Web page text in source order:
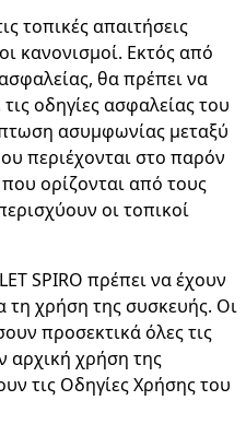
τοπικές απαιτήσεις
κανονισμοί. Εκτός από
θα πρέπει να
οδηγίες ασφαλείας του
ασυμφωνίας μεταξύ
περιέχονται στο παρόν
ορίζονται από τους
οι τοπικοί
SPIRO πρέπει να έχουν
τη χρήση της συσκευής. Οι
προσεκτικά όλες τις
αρχική χρήση της
τις Οδηγίες Χρήσης του